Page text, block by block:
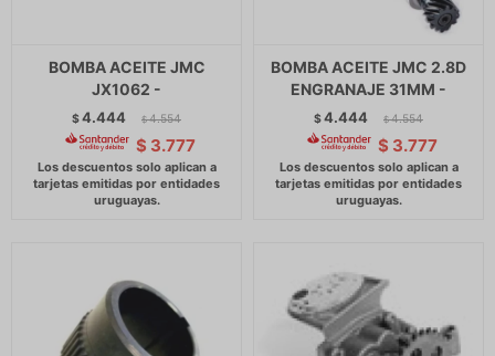
BOMBA ACEITE JMC
JX1062 -
$4.444 $ 4.554
$ 3.777
BOMBA ACEITE JMC 2.8D
ENGRANAJE 31MM -
$4.444 $ 4.554
$ 3.777